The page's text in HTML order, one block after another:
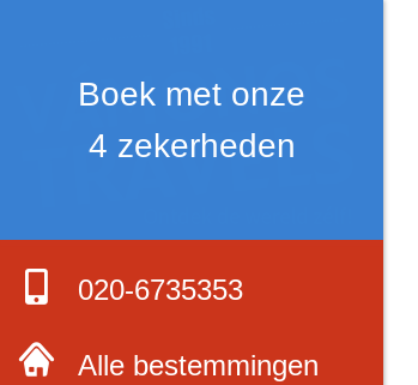
Boek met onze
4 zekerheden
020-6735353
Alle bestemmingen